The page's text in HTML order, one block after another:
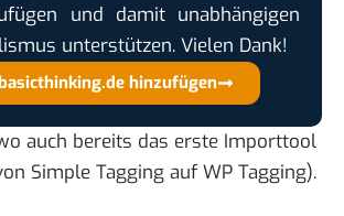
und damit unabhängigen
unterstützen. Vielen Dank!
hinzufügen
auch bereits das erste Importtool
Simple Tagging auf WP Tagging).